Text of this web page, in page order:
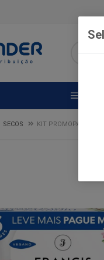
SECOS KIT PROMOPACK ST